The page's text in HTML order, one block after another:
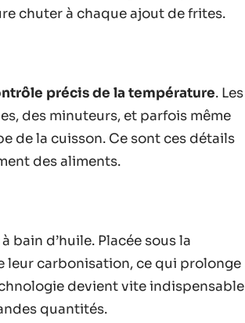
chuter à chaque ajout de frites.
précis de la température. Les
des minuteurs, et parfois même
de la cuisson. Ce sont ces détails
des aliments.
bain d’huile. Placée sous la
leur carbonisation, ce qui prolonge
devient vite indispensable
quantités.